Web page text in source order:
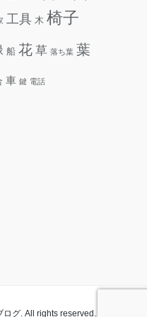
工具 木 椅子
船 花 草 落ち葉 葉
車 鍵 電話
グ. All rights reserved.